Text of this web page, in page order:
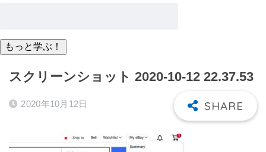
スクリーンショット 2020-10-12 22.37.53
2020年10月12日